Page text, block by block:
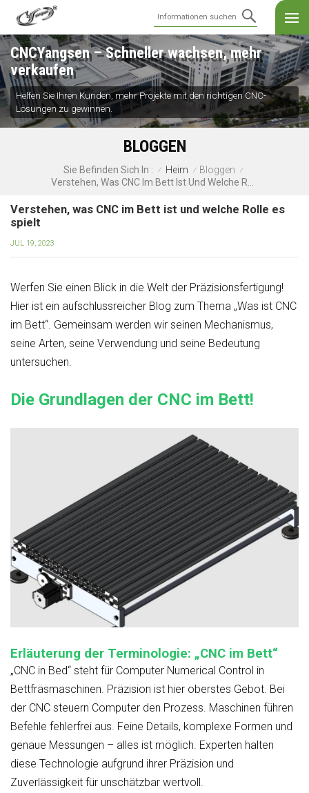
CNCYangsen – Schneller wachsen, mehr
verkaufen
Helfen Sie Ihren Kunden, mehr Projekte mit den richtigen CNC-
Lösungen zu gewinnen.
BLOGGEN
Sie Befinden Sich In : / Heim / Bloggen /
Verstehen, was CNC im Bett ist und welche Rolle es
spielt
JUL 19, 2023
Werfen Sie einen Blick in die Welt der Präzisionsfertigung!
Hier ist ein aufschlussreicher Blog zum Thema „Was ist CNC
im Bett“. Gemeinsam werden wir seinen Mechanismus,
seine Arten, seine Verwendung und seine Bedeutung
untersuchen.
Die Grundlagen der CNC im Bett!
Erläuterung der Terminologie: „CNC im Bett“
„CNC in Bed“ steht für Computer Numerical Control in
Bettfräsmaschinen. Präzision ist hier oberstes Gebot. Bei
der CNC steuern Computer den Prozess. Maschinen führen
Befehle fehlerfrei aus. Feine Details, komplexe Formen und
genaue Messungen – alles ist möglich. Experten halten
diese Technologie aufgrund ihrer Präzision und
Zuverlässigkeit für unschätzbar wertvoll.